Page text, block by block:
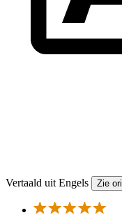
Vertaald uit Engels Zie